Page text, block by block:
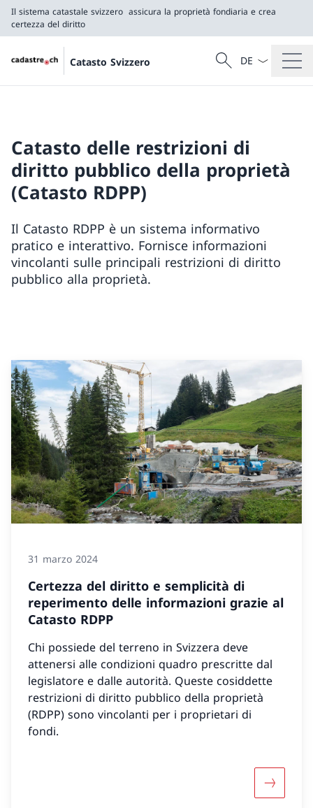
Il sistema catastale svizzero assicura la proprietà fondiaria e crea
certezza del diritto
Catasto Svizzero
assicura la proprietà fondiaria e crea certezza
Cercare
Ricerca
Dal menu a
Catasto delle restrizioni di
diritto pubblico della proprietà
(Catasto RDPP)
Il Catasto RDPP è un sistema informativo
pratico e interattivo. Fornisce informazioni
vincolanti sulle principali restrizioni di diritto
pubblico alla proprietà.
31 marzo 2024
Certezza del diritto e semplicità di
reperimento delle informazioni grazie al
Catasto RDPP
Chi possiede del terreno in Svizzera deve
attenersi alle condizioni quadro prescritte dal
legislatore e dalle autorità. Queste cosiddette
restrizioni di diritto pubblico della proprietà
(RDPP) sono vincolanti per i proprietari di
fondi.